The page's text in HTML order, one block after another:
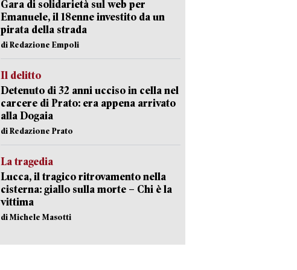
Gara di solidarietà sul web per
Emanuele, il 18enne investito da un
pirata della strada
di Redazione Empoli
Il delitto
Detenuto di 32 anni ucciso in cella nel
carcere di Prato: era appena arrivato
alla Dogaia
di Redazione Prato
La tragedia
Lucca, il tragico ritrovamento nella
cisterna: giallo sulla morte – Chi è la
vittima
di Michele Masotti